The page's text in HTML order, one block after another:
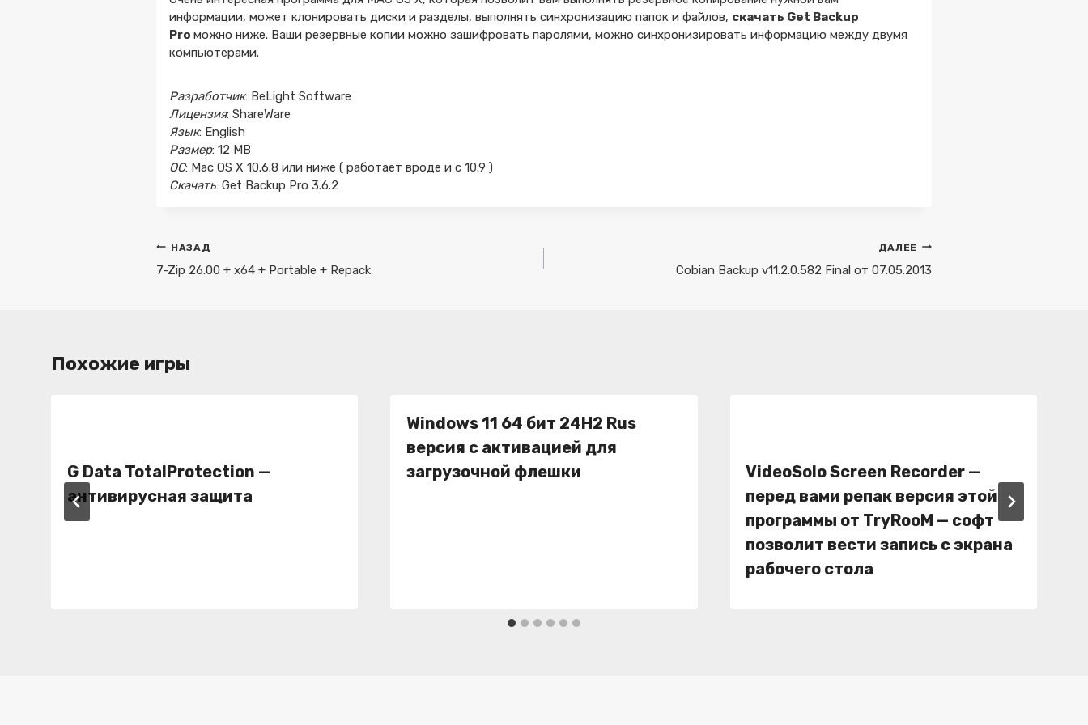
информации, может клонировать диски и разделы, выполнять синхронизацию папок и файлов, скачать Get Backup
Proможно ниже. Ваши резервные копии можно зашифровать паролями, можно синхронизировать информацию между двумя
компьютерами.
Разработчик: BeLight Software
Лицензия: ShareWare
Язык: English
Размер: 12 MB
ОС: Mac OS X 10.6.8 или ниже ( работает вроде и с 10.9 )
Скачать: Get Backup Pro 3.6.2
Навигация
по
НАЗАД
7-Zip 26.00 + x64 + Portable + Repack
ДАЛЕЕ
Cobian Backup v11.2.0.582 Final от 07.05.2013
Похожие игры
G Data TotalProtection —
антивирусная защита
Windows 11 64 бит 24H2 Rus
версия с активацией для
загрузочной флешки
VideoSolo Screen Recorder —
перед вами репак версия этой
программы от TryRooM — софт
позволит вести запись с экрана
рабочего стола